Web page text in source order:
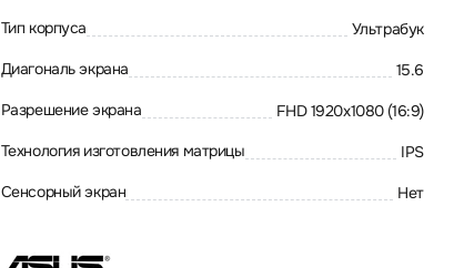
Тип корпуса Ультрабук
Диагональ экрана 15.6
Разрешение экрана FHD 1920x1080 (16:9)
Технология изготовления матрицы IPS
Сенсорный экран Нет